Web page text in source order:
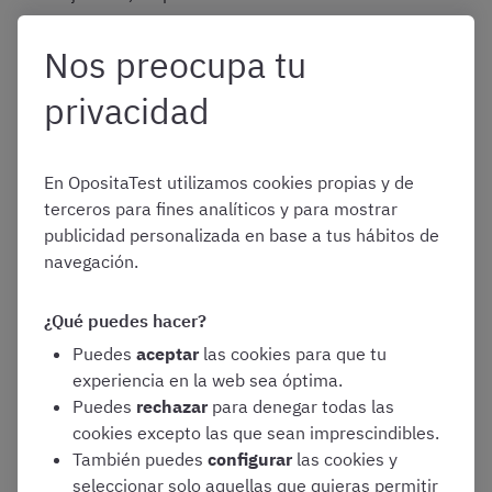
¿Es difícil el test de informática de
Auxiliar Administrativo del Estado?
En términos generales, la parte del examen que
corresponde altest de ofimática de Auxiliar
Administrativo del Estadono es particularmente difícil
sin estudiar, con un simple conocimiento superficial de
los programas.
Por tanto, es imprescindible que
le dediquéis la misma
que al bloque I del programa, aunque la forma
de estudiarlo deba ser un poco distinta, como veremos a
continuación.
Nos preocupa tu
privacidad
En OpositaTest utilizamos cookies propias y de
terceros para fines analíticos y para mostrar
publicidad personalizada en base a tus hábitos de
navegación.
¿Qué puedes hacer?
Puedes aceptar las cookies para que tu
experiencia en la web sea óptima.
Puedes rechazar para denegar todas las
cookies excepto las que sean imprescindibles.
También puedes configurar las cookies y
seleccionar solo aquellas que quieras permitir